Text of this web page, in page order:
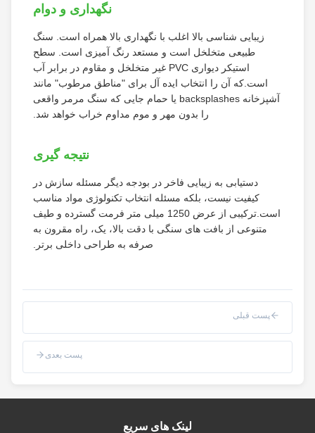
نگهداری و دوام
زیبایی شناسی بالا اغلب با نگهداری بالا همراه است. سنگ
طبیعی متخلخل است و مستعد رنگ آمیزی است. سطح
استیکر دیواری PVC غیر متخلخل و مقاوم در برابر آب
است.که آن را انتخاب ایده آل برای "مناطق مرطوب" مانند
آشپزخانه backsplashes یا حمام جایی که سنگ مرمر واقعی
را بدون مهر و موم مداوم خراب خواهد شد.
نتیجه گیری
دستیابی به زیبایی فاخر در بودجه دیگر مسئله سازش در
کیفیت نیست، بلکه مسئله انتخاب تکنولوژی مواد مناسب
است.ترکیبی از عرض 1250 میلی متر فرمت گسترده و طیف
متنوعی از بافت های سنگی با دقت بالا، یک، راه مقرون به
صرفه به طراحی داخلی برتر.
پست قبلی
پست بعدی
لینک های سریع